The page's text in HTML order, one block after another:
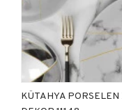
KÜTAHYA